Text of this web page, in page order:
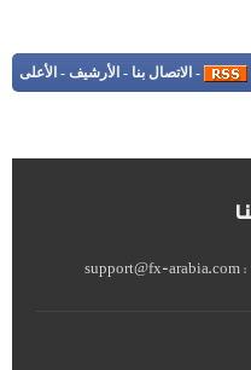
- الاتصال بنا - الأرشيف - الأعلى
:
support@fx-arabia.com